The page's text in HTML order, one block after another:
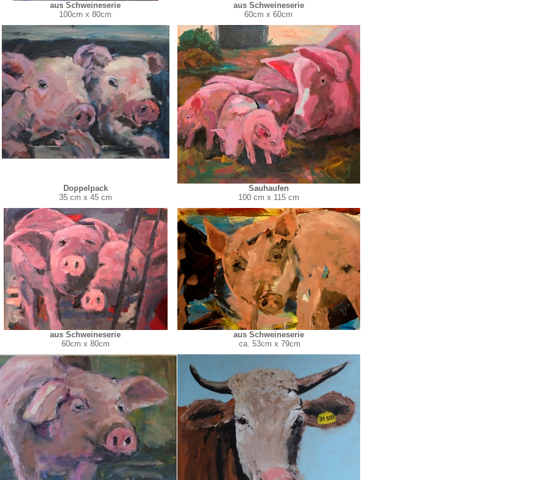
aus Schweineserie
100cm x 80cm
aus Schweineserie
60cm x 60cm
Doppelpack
35 cm x 45 cm
Sauhaufen
100 cm x 115 cm
aus Schweineserie
60cm x 80cm
aus Schweineserie
ca. 53cm x 79cm